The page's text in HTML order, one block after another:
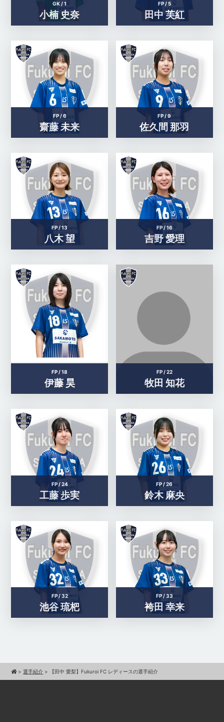
GK /1
小楠 史奈
FP /5
田中 芙紅
FP /6
齋藤 未来
FP /9
佐久間 那羽
FP /13
八木 望
FP /16
吉野 愛理
FP /18
伊藤 昊
FP /22
牧田 知花
FP /24
工藤 歩実
FP /26
鈴木 麻央
FP /32
池谷 琉杷
FP /33
袴田 幸来
>選手紹介 > 【田中 愛梨】Fukuroi FC レディースの選手紹介